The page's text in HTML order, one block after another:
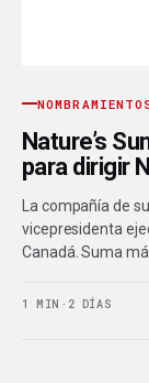
Nature’s
para dirigir
La compañía de
vicepresidenta
Canadá. Suma
1 MIN · 2 DÍAS